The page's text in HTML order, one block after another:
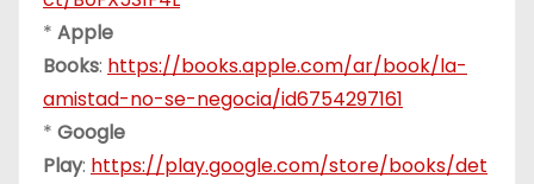
* Apple
Books: https://books.apple.com/ar/book/la-
amistad-no-se-negocia/id6754297161
* Google
Play: https://play.google.com/store/books/det